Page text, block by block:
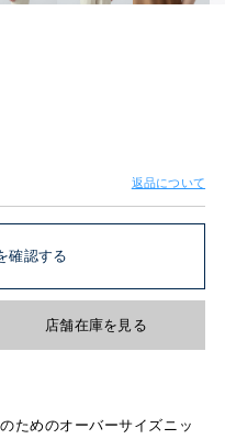
返品について
確認する
店舗在庫を見る
ためのオーバーサイズニッ